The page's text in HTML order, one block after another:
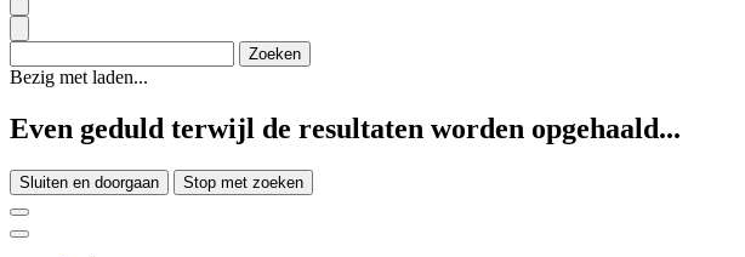
Bezig met laden...
Even geduld terwijl de resultaten worden opgehaald...
Sluiten en doorgaan Stop met zoeken